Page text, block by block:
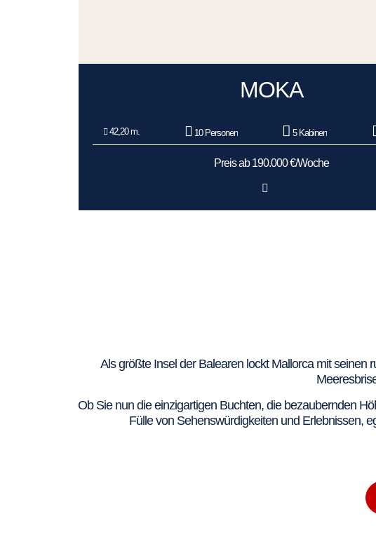
MOKA
42,20 m. 10 Personen 5 Kabinen
Preis ab 190.000 €/Woche
Als größte Insel der Balearen lockt Mallorca mit seinen
Ob Sie nun die einzigartigen Buchten, die bezaubernden
Fülle von Sehenswürdigkeiten und Erlebnissen,